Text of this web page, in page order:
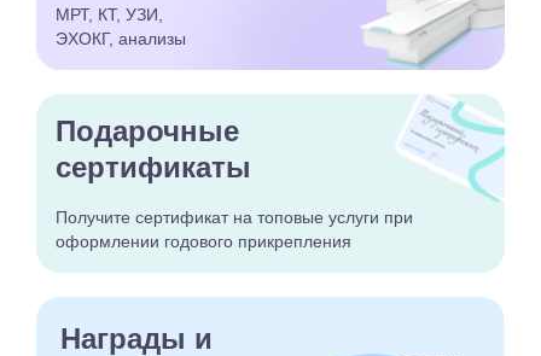
МРТ, КТ, УЗИ,
ЭХОКГ, анализы
Подарочные
сертификаты
Получите сертификатна топовые услуги при
оформлении годового прикрепления
Награды и